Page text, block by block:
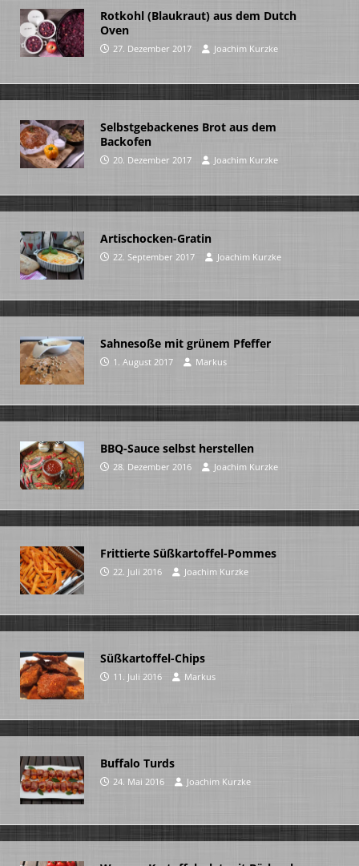
Rotkohl (Blaukraut) aus dem Dutch
Oven
27. Dezember 2017 Joachim Kurzke
Selbstgebackenes Brot aus dem
Backofen
20. Dezember 2017 Joachim Kurzke
Artischocken-Gratin
22. September 2017 Joachim Kurzke
Sahnesoße mit grünem Pfeffer
1. August 2017 Markus
BBQ-Sauce selbst herstellen
28. Dezember 2016 Joachim Kurzke
Frittierte Süßkartoffel-Pommes
22. Juli 2016 Joachim Kurzke
Süßkartoffel-Chips
11. Juli 2016 Markus
Buffalo Turds
24. Mai 2016 Joachim Kurzke